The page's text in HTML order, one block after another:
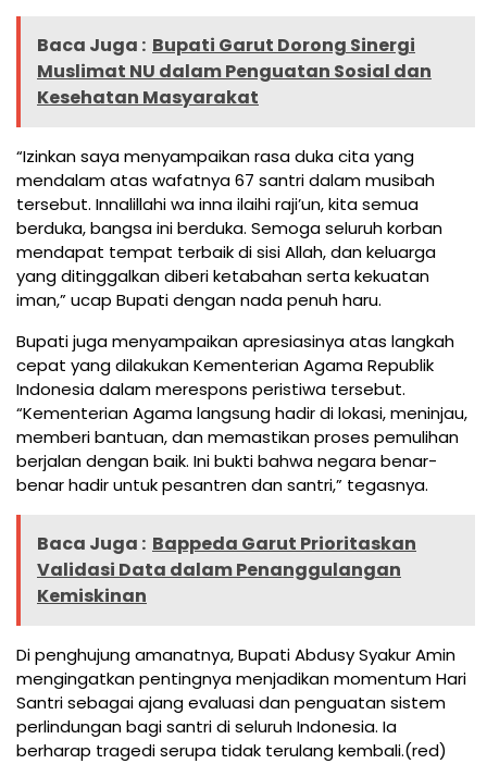
Baca Juga : Bupati Garut Dorong Sinergi
Muslimat NU dalam Penguatan Sosial dan
Kesehatan Masyarakat
“Izinkan saya menyampaikan rasa duka cita yang
mendalam atas wafatnya 67 santri dalam musibah
tersebut. Innalillahi wa inna ilaihi raji’un, kita semua
berduka, bangsa ini berduka. Semoga seluruh korban
mendapat tempat terbaik di sisi Allah, dan keluarga
yang ditinggalkan diberi ketabahan serta kekuatan
iman,” ucap Bupati dengan nada penuh haru.
Bupati juga menyampaikan apresiasinya atas langkah
cepat yang dilakukan Kementerian Agama Republik
Indonesia dalam merespons peristiwa tersebut.
“Kementerian Agama langsung hadir di lokasi, meninjau,
memberi bantuan, dan memastikan proses pemulihan
berjalan dengan baik. Ini bukti bahwa negara benar-
benar hadir untuk pesantren dan santri,” tegasnya.
Baca Juga : Bappeda Garut Prioritaskan
Validasi Data dalam Penanggulangan
Kemiskinan
Di penghujung amanatnya, Bupati Abdusy Syakur Amin
mengingatkan pentingnya menjadikan momentum Hari
Santri sebagai ajang evaluasi dan penguatan sistem
perlindungan bagi santri di seluruh Indonesia. Ia
berharap tragedi serupa tidak terulang kembali.(red)